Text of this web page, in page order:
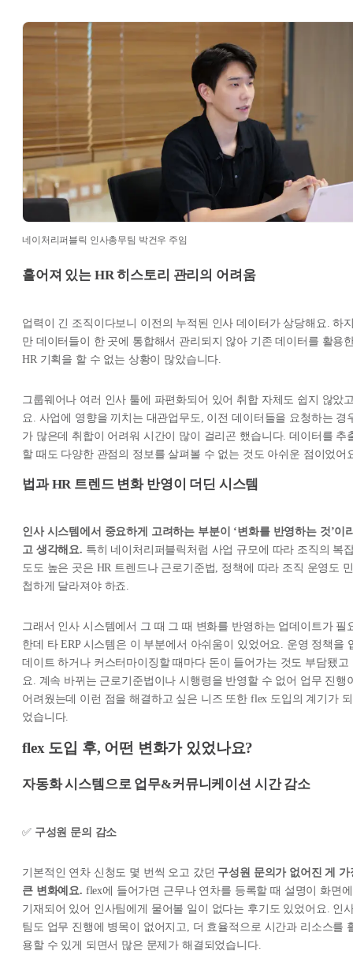
네이처리퍼블릭 인사총무팀 박건우 주임
흩어져 있는 HR 히스토리 관리의 어려움
업력이 긴 조직이다보니 이전의 누적된 인사 데이터가 상당해요. 하
만 데이터들이 한 곳에 통합해서 관리되지 않아 기존 데이터를 활용
HR 기획을 할 수 없는 상황이 많았습니다.
그룹웨어나 여러 인사 툴에 파편화되어 있어 취합 자체도 쉽지 않았
요. 사업에 영향을 끼치는 대관업무도, 이전 데이터들을 요청하는 경
가 많은데 취합이 어려워 시간이 많이 걸리곤 했습니다. 데이터를 추
할 때도 다양한 관점의 정보를 살펴볼 수 없는 것도 아쉬운 점이었어
법과 HR 트렌드 변화 반영이 더딘 시스템
인사 시스템에서 중요하게 고려하는 부분이 ‘변화를 반영하는 것’이
고 생각해요. 특히 네이처리퍼블릭처럼 사업 규모에 따라 조직의 복
도도 높은 곳은 HR 트렌드나 근로기준법, 정책에 따라 조직 운영도 민
첩하게 달라져야 하죠.
그래서 인사 시스템에서 그 때 그 때 변화를 반영하는 업데이트가 필
한데 타 ERP 시스템은 이 부분에서 아쉬움이 있었어요. 운영 정책을
데이트 하거나 커스터마이징할 때마다 돈이 들어가는 것도 부담됐고
요. 계속 바뀌는 근로기준법이나 시행령을 반영할 수 없어 업무 진행
어려웠는데 이런 점을 해결하고 싶은 니즈 또한 flex 도입의 계기가 되
었습니다.
flex 도입 후, 어떤 변화가 있었나요?
자동화 시스템으로 업무&커뮤니케이션 시간 감소
✅ 구성원 문의 감소
기본적인 연차 신청도 몇 번씩 오고 갔던 구성원 문의가 없어진 게 가
큰 변화예요. flex에 들어가면 근무나 연차를 등록할 때 설명이 화면에
기재되어 있어 인사팀에게 물어볼 일이 없다는 후기도 있었어요. 인
팀도 업무 진행에 병목이 없어지고, 더 효율적으로 시간과 리소스를
용할 수 있게 되면서 많은 문제가 해결되었습니다.